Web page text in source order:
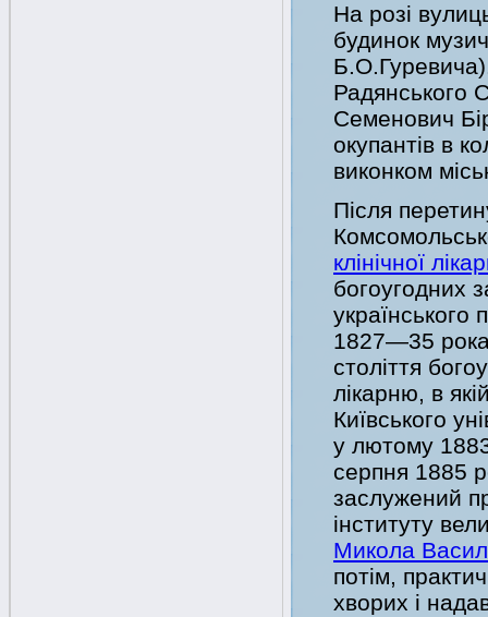
На розі
будинок
Радянського
Семенович
окупантів в
виконком
Після
клінічної
богоугодних
1827—35
століття
лікарню, в
Київського
у лютому
серпня 1885
заслужений
інституту
Микола
потім,
хворих і